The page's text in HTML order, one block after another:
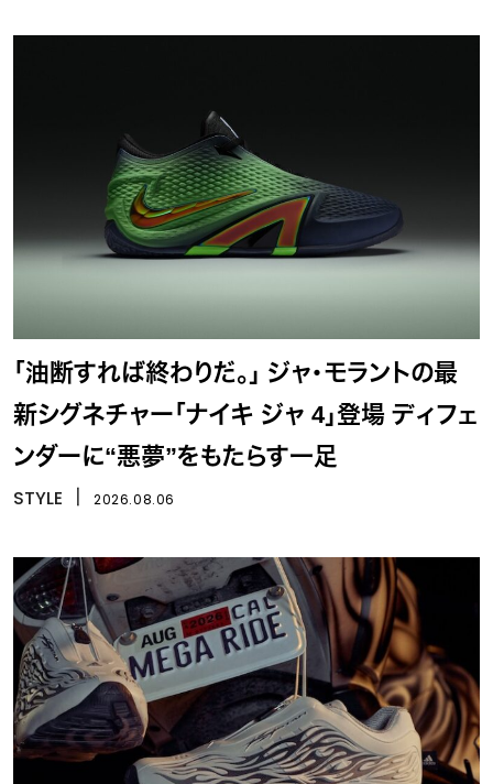
「油断すれば終わりだ。」 ジャ・モラントの最
新シグネチャー「ナイキ ジャ 4」登場 ディフェ
ンダーに“悪夢”をもたらす一足
STYLE 2026.08.06